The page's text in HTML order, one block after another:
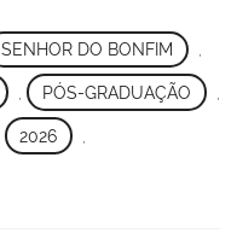
SENHOR DO BONFIM
, PÓS-GRADUAÇÃO
2026